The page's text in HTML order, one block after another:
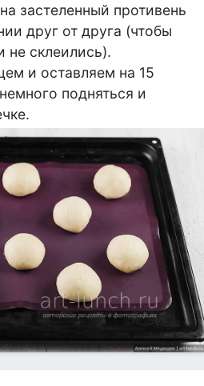
застеленный противень
друг от друга (чтобы
не склеились).
и оставляем на 15
подняться и